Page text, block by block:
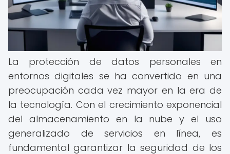
La protección de datos personales en
entornos digitales se ha convertido en una
preocupación cada vez mayor en la era de
la tecnología. Con el crecimiento exponencial
del almacenamiento en la nube y el uso
generalizado de servicios en línea, es
fundamental garantizar la seguridad de los